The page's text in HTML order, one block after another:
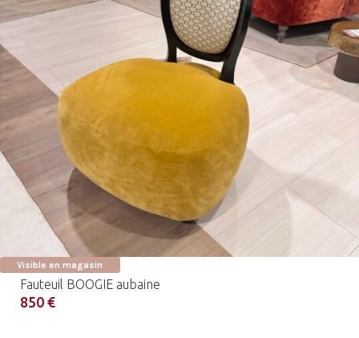
Visible en magasin
Fauteuil BOOGIE aubaine
850 €